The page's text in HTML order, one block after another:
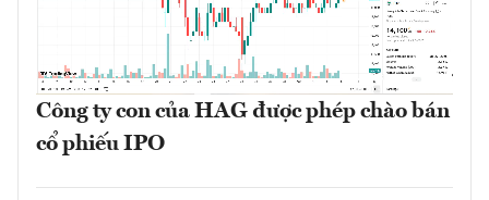
Công ty con của HAG được phép chào bán
cổ phiếu IPO